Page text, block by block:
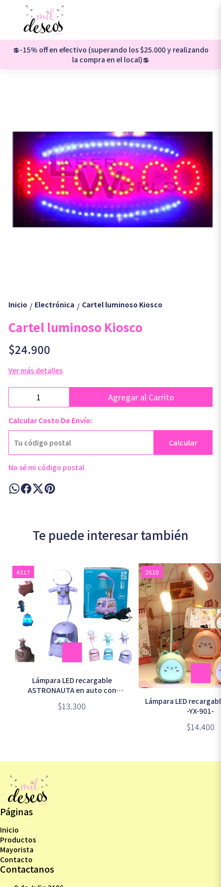
💲-15% off en efectivo (superando los $25.000 y realizando
la compra en el local)💲
Inicio / Electrónica / Cartel luminoso Kiosco
Cartel luminoso Kiosco
$24.900
Ver más detalles
Agregar al Carrito
Calcular Costo De Envío:
Calcular
No sé mi código postal
Te puede interesar también
4317
Lámpara LED recargable
ASTRONAUTA en auto con
$13.300
2610
Lámpara LED
-YX-901-
$14.400
Páginas
Inicio
Productos
Mayorista
Contacto
Contactanos